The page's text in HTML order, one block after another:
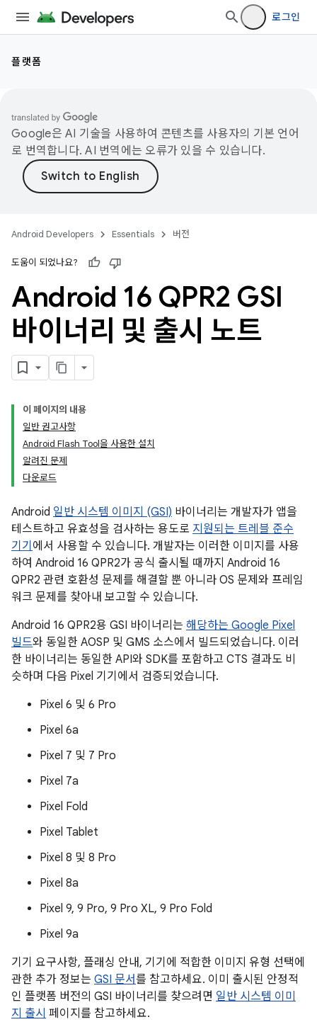
로그인
플랫폼
Google은 AI 기술을 사용하여 콘텐츠를 사용자의 기본 언어
로 번역합니다. AI 번역에는 오류가 있을 수 있습니다.
Android Developers Essentials 버전
도움이 되었나요?
Android 16 QPR2 GSI
바이너리 및 출시 노트
이 페이지의 내용
일반 권고사항
Android Flash Tool을 사용한 설치
알려진 문제
다운로드
Android 일반 시스템 이미지 (GSI) 바이너리는 개발자가 앱을
테스트하고 유효성을 검사하는 용도로 지원되는 트레블 준수
기기 에서 사용할 수 있습니다. 개발자는 이러한 이미지를 사용
하여 Android 16 QPR2가 공식 출시될 때까지 Android 16
QPR2 관련 호환성 문제를 해결할 뿐 아니라 OS 문제와 프레임
워크 문제를 찾아내 보고할 수 있습니다.
Android 16 QPR2용 GSI 바이너리는 해당하는 Google Pixel
빌드와 동일한 AOSP 및 GMS 소스에서 빌드되었습니다. 이러
한 바이너리는 동일한 API와 SDK를 포함하고 CTS 결과도 비
슷하며 다음 Pixel 기기에서 검증되었습니다.
Pixel 6 및 6 Pro
Pixel 6a
Pixel 7 및 7 Pro
Pixel 7a
Pixel Fold
Pixel Tablet
Pixel 8 및 8 Pro
Pixel 8a
Pixel 9, 9 Pro, 9 Pro XL, 9 Pro Fold
Pixel 9a
기기 요구사항, 플래싱 안내, 기기에 적합한 이미지 유형 선택에
관한 추가 정보는 GSI 문서를 참고하세요. 이미 출시된 안정적
인 플랫폼 버전의 GSI 바이너리를 찾으려면 일반 시스템 이미
지 출시 페이지를 참고하세요.